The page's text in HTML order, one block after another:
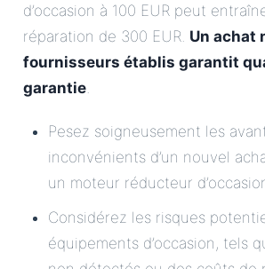
d’occasion à 100 EUR peut
réparation de 300 EUR. Un achat
fournisseurs établis garantit
garantie.
Pesez soigneusement les
inconvénients d’un nouvel
un moteur réducteur
Considérez les risques
équipements d’occasion, tels